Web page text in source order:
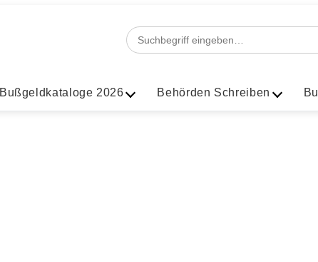
Bußgeldkataloge 2026 Behörden Schreiben